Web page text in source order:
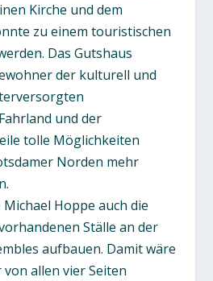
Kirche und dem
zu einem touristischen
Das Gutshaus
der kulturell und
und der
tolle Möglichkeiten
Norden mehr
Hoppe auch die
Ställe an der
aufbauen. Damit wäre
allen vier Seiten